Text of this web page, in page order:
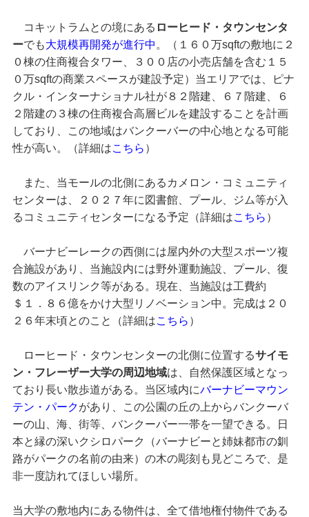
コキットラムとの境にある ローヒード・タウンセンタ
ーでも大規模再開発が進行中 。（１６０万sqftの敷地に２
０棟の住商複合タワー、３００店の小売店舗を含む１５
０万sqftの商業スペースが建設予定）当エリアでは、ピナ
クル・インターナショナル社が８２階建、６７階建、６
２階建の３棟の住商複合高層ビルを建設することを計画
しており、この地域はバンクーバーの中心地となる可能
性が高い。（詳細はこちら ）
また、当モールの北側にあるカメロン・コミュニティ
センターは、２０２７年に図書館、プール、ジム等が入
るコミュニティセンターになる予定（詳細はこちら ）
バーナビーレークの西側には屋内外の大型スポーツ複
合施設があり、当施設内には野外運動施設、プール、復
数のアイスリンク等がある。現在、当施設は工費約
＄１．８６億をかけ大型リノベーション中。完成は２０
２６年末頃とのこと（詳細はこちら ）
ローヒード・タウンセンターの北側に位置するサイモ
ン・フレーザー大学の周辺地域は、自然保護区域となっ
ており長い散歩道がある。当区域内にバーナビーマウン
テン・パークがあり、この公園の丘の上からバンクーバ
ーの山、海、街等、バンクーバー一帯を一望できる。日
本と縁の深いクシロパーク（バーナビーと姉妹都市の釧
路がパークの名前の由来）の木の彫刻も見どころで、是
非一度訪れてほしい場所。
当大学の敷地内にある物件は、全て借地権付物件である